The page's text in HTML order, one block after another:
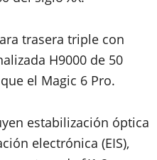
trasera triple con
H9000 de 50
el Magic 6 Pro.
estabilización óptica
electrónica (EIS),